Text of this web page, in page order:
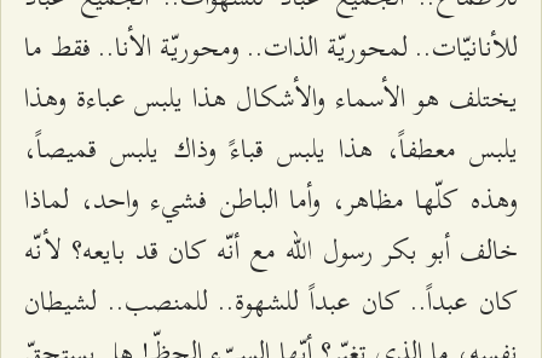
للأنانيّات.. لمحوريّة الذات.. ومحوريّة الأنا.. فقط ما
يختلف هو الأسماء والأشكال هذا يلبس عباءة وهذا
يلبس معطفاً، هذا يلبس قباءً وذاك يلبس قميصاً،
وهذه كلّها مظاهر، وأما الباطن فشيء واحد، لماذا
خالف أبو بكر رسول الله مع أنّه كان قد بايعه؟ لأنّه
كان عبداً.. كان عبداً للشهوة.. للمنصب.. لشيطان